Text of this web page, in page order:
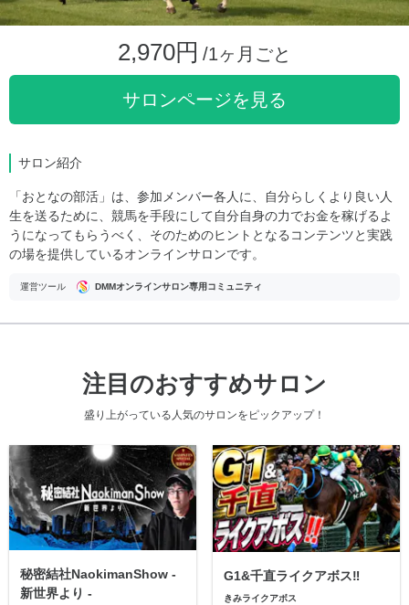
2,970円 /1ヶ月ごと
サロンページを見る
サロン紹介
「おとなの部活」は、参加メンバー各人に、自分らしくより良い人
生を送るために、競馬を手段にして自分自身の力でお金を稼げるよ
うになってもらうべく、そのためのヒントとなるコンテンツと実践
の場を提供しているオンラインサロンです。
運営ツール DMMオンラインサロン専用コミュニティ
注目のおすすめサロン
盛り上がっている人気のサロンをピックアップ！
秘密結社NaokimanShow -
新世界より -
G1&千直ライクアボス‼️
きみライクアボス